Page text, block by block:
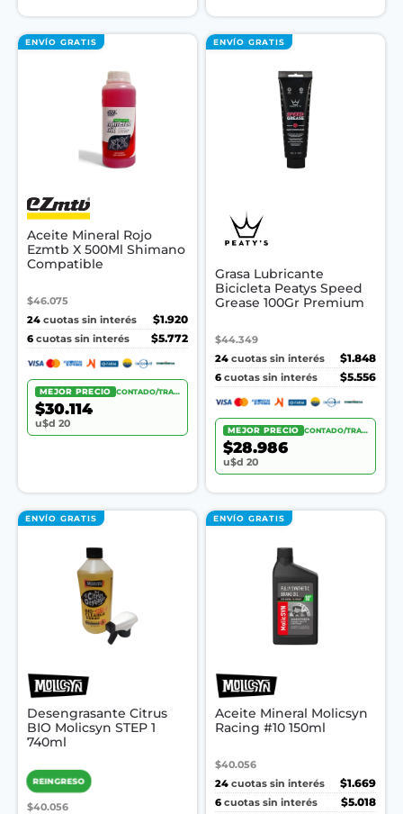
ENVÍO GRATIS
Aceite Mineral Rojo
Ezmtb X 500Ml Shimano
Compatible
$46.075
24 cuotas sin interés
$1.920
6 cuotas sin interés $5.772
MEJOR PRECIO CONTADO/TRANSF.
$30.114
u$d 20
ENVÍO GRATIS
Grasa Lubricante
Bicicleta Peatys Speed
Grease 100Gr Premium
$44.349
24 cuotas sin interés
$1.848
6 cuotas sin interés $5.556
MEJOR PRECIO CONTADO/TRANSF.
$28.986
u$d 20
ENVÍO GRATIS
Desengrasante Citrus
BIO Molicsyn STEP 1
740ml
REINGRESO
$40.056
ENVÍO GRATIS
Aceite Mineral Molicsyn
Racing #10 150ml
$40.056
24 cuotas sin interés
$1.669
6 cuotas sin interés $5.018